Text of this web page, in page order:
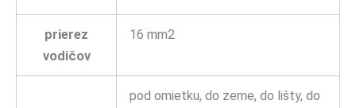
prierez
vodičov
16 mm2
pod omietku, do zeme, do lišty, do